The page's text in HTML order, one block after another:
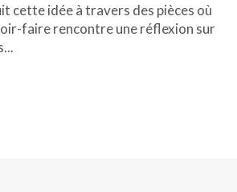
cette idée à travers des pièces où
faire rencontre une réflexion sur